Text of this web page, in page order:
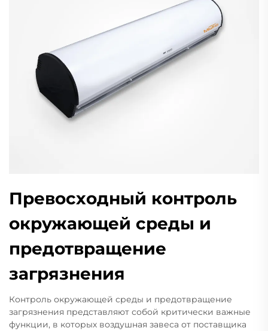
Превосходный контроль
окружающей среды и
предотвращение
загрязнения
Контроль окружающей среды и предотвращение
загрязнения представляют собой критически важные
функции, в которых воздушная завеса от поставщика